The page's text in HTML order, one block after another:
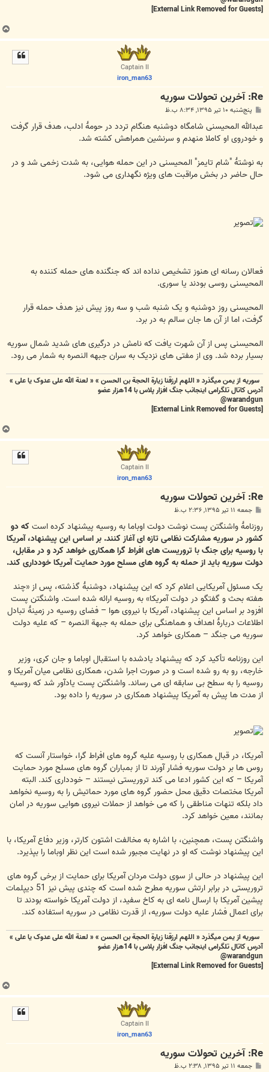
ب
ا
Captain II
iron_man63
Re: آخرين تحولات سوريه
پ
ت
پنج‌شنبه ۱۰ تیر ۱۳۹۵, ۸:۳۴ ب.ظ
عبدالله المحیسنی شامگاه دوشنبه هنگام تردد در حومۀ ادلب، هدف قرار گرفت
و خودروی او کاملا منهدم و سرنشین همراهش کشته شد.
به نوشتۀ "شام تایمز" المحیسنی در این حمله هوایی، به شدت زخمی شد و در
حال حاضر در بخش مراقبت های ویژه نگهداری می شود.
فعالان رسانه ای هنوز تشخیص نداده اند که جنگنده های حمله کننده به
المحیسنی روسی بودند یا سوری.
المحیسنی روز دوشنبه و یک شنبه شب و سه روز پیش نیز هدف حمله قرار
گرفت، اما از آن ها جان سالم به در برد.
المحیسنی پس از آن شهرت یافت که نامش در درگیری های شدید شمال سوریه
بسیار برده شد. وی از مفتی های نزدیک به سران جبهه النصره به شمار می رود.
سوریه از یمن میگذرد « اللهم ارزقنا زيارة الحجة بن الحسن » « لعنة الله علی عدوک یا علی »
آدرس کاتال تلگرامی اینجانب جنگ افزار پلاس با 14هزار عضو
warandgun@
ب
ا
Captain II
iron_man63
Re: آخرين تحولات سوريه
پ
ت
جمعه ۱۱ تیر ۱۳۹۵, ۲:۳۶ ب.ظ
روزنامۀ واشنگتن پست نوشت دولت اوباما به روسیه پیشنهاد کرده است که دو
کشور در سوریه مشارکت نظامی تازه ای آغاز کنند. بر اساس این پیشنهاد، آمریکا
با روسیه برای جنگ با تروریست های افراط گرا همکاری خواهد کرد و در مقابل،
دولت سوریه باید از حمله به گروه های مسلح مورد حمایت آمریکا خودداری کند.
یک مسئول آمریکایی اعلام کرد که این پیشنهاد، دوشنبۀ گذشته، پس از «چند
هفته بحث و گفتگو در دولت آمریکا» به روسیه ارائه شده است. واشنگتن پست
افزود بر اساس این پیشنهاد، آمریکا با نیروی هوا – فضای روسیه در زمینۀ تبادل
اطلاعات دربارۀ اهداف و هماهنگی برای حمله به جبهة النصره – که علیه دولت
سوریه می جنگد – همکاری خواهد کرد.
این روزنامه تأکید کرد که پیشنهاد یادشده با استقبال اوباما و جان کری، وزیر
خارجه، رو به رو شده است و در صورت اجرا شدن، همکاری نظامی میان آمریکا و
روسیه را به سطح بی سابقه ای می رساند. واشنگتن پست یادآور شد که روسیه
از مدت ها پیش به آمریکا پیشنهاد همکاری در سوریه را داده بود.
آمریکا، در قبال همکاری با روسیه علیه گروه های افراط گرا، خواستار آنست که
روس ها بر دولت سوریه فشار آورند تا از بمباران گروه های مسلح مورد حمایت
آمریکا – که این کشور ادعا می کند تروریستی نیستند – خودداری کند. البته
آمریکا مختصات دقیق محل حضور گروه های مورد حماتیش را به روسیه نخواهد
داد بلکه تنهات مناطقی را که می خواهد از حملات نیروی هوایی سوریه در امان
بمانند، معین خواهد کرد.
واشنگتن پست، همچنین، با اشاره به مخالفت اشتون کارتر، وزیر دفاع آمریکا، با
این پیشنهاد نوشت که او در نهایت مجبور شده است این نظر اوباما را بپذیرد.
این پیشنهاد در حالی از سوی دولت مردان آمریکا برای حمایت از برخی گروه های
تروریستی در برابر ارتش سوریه مطرح شده است که چندی پیش نیز 51 دیپلمات
پیشین آمریکا با ارسال نامه ای به کاخ سفید، از دولت آمریکا خواسته بودند تا
برای اعمال فشار علیه دولت سوریه، از قدرت نظامی در سوریه استفاده کند.
سوریه از یمن میگذرد « اللهم ارزقنا زيارة الحجة بن الحسن » « لعنة الله علی عدوک یا علی »
آدرس کاتال تلگرامی اینجانب جنگ افزار پلاس با 14هزار عضو
warandgun@
ب
ا
Captain II
iron_man63
Re: آخرين تحولات سوريه
پ جمعه ۱۱ تیر ۱۳۹۵, ۲:۳۸ ب.ظ